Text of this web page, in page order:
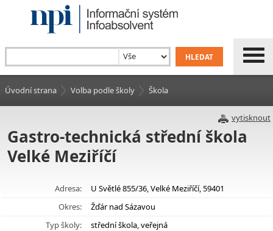
Úvodní strana Volba podle školy Škola
vytisknout
Gastro-technická střední škola
Velké Meziříčí
Adresa:
U Světlé 855/36, Velké Meziříčí, 59401
Okres:
Žďár nad Sázavou
Typ školy:
střední škola, veřejná